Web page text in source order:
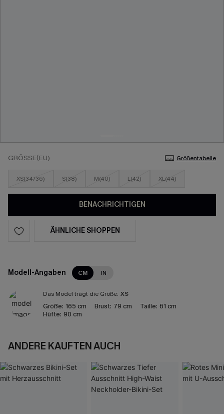
GRÖSSE(EU) Größentabelle
XS(34/36) S(38) M(40) L(42) XL(44)
BENACHRICHTIGEN
ÄHNLICHE SHOPPEN
Modell-Angaben CM IN
Das Model trägt die Größe: XS
Größe: 165 cm Brust: 79 cm Taille: 61 cm
Hüfte: 90 cm
ANDERE KAUFTEN AUCH